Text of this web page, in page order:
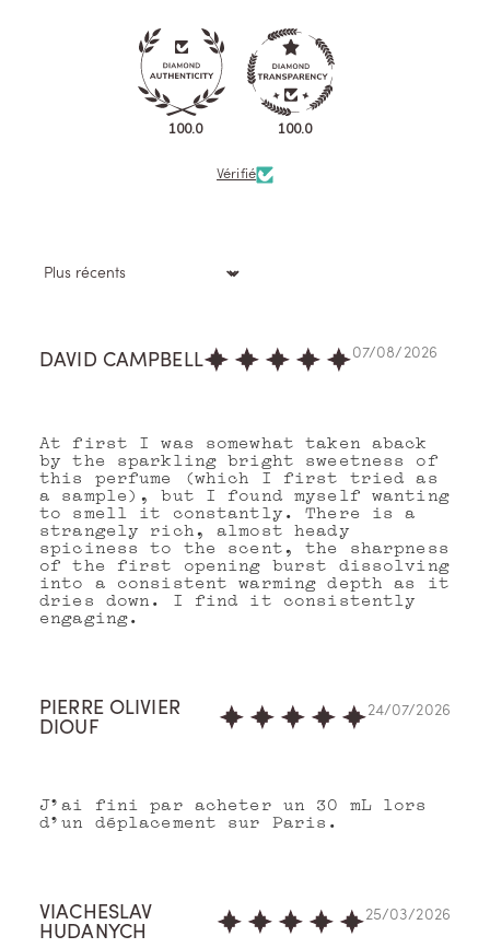
100.0 100.0
Vérifié
Sort by
07/08/2026
DAVID CAMPBELL
At first I was somewhat taken aback
by the sparkling bright sweetness of
this perfume (which I first tried as
a sample), but I found myself wanting
to smell it constantly. There is a
strangely rich, almost heady
spiciness to the scent, the sharpness
of the first opening burst dissolving
into a consistent warming depth as it
dries down. I find it consistently
engaging.
24/07/2026
PIERRE OLIVIER
DIOUF
J'ai fini par acheter un 30 mL lors
d'un déplacement sur Paris.
25/03/2026
VIACHESLAV
HUDANYCH